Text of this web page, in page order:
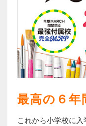
最高の６年
これから小学校に